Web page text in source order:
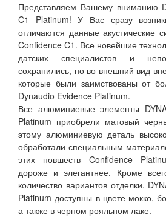
Представляем Вашему вниманию
C1 Platinum! У Вас сразу
отличаются данные акустические
Confidence C1. Все новейшие
датских специалистов и
сохранились, но во внешний вид
которые были заимствованы от
Dynaudio Evidence Platinum.
Все алюминиевые элементы
Platinum приобрели матовый
этому алюминиевую деталь
обработали специальным
этих новшеств Confidence
дороже и элегантнее. Кроме
количество вариантов отделки.
Platinum доступны в цвете мокко,
а также в черном рояльном лаке.